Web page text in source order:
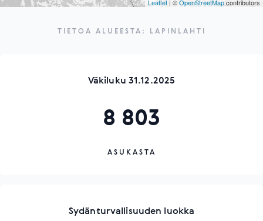
Leaflet | ©OpenStreetMapcontributors
TIETOA ALUEESTA: LAPINLAHTI
Väkiluku 31.12.2025
8 803
ASUKASTA
Sydänturvallisuuden luokka